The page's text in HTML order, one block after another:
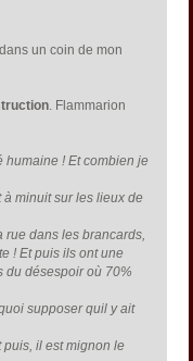
un coin de mon
. Flammarion
humaine ! Et combien je
minuit sur les lieux de
rue dans les brancards,
! Et puis ils ont une
du désespoir où 70%
supposer quil y ait
puis, il est mignon le